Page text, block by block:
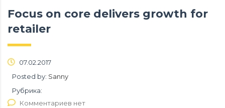
Focus on core delivers growth for
retailer
07.02.2017
Posted by: Sanny
Рубрика:
Комментариев нет